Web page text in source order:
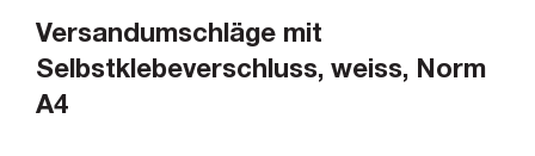
Versandumschläge mit
Selbstklebeverschluss, weiss, Norm
A4